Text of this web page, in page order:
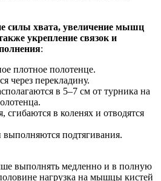
силы хвата, увеличение мышц
укрепление связок и
:
плотное полотенце.
через перекладину.
в 5–7 см от турника на
сгибаются в коленях и отводятся
подтягивания.
выполнять медленно и в полную
нагрузка на мышцы кистей